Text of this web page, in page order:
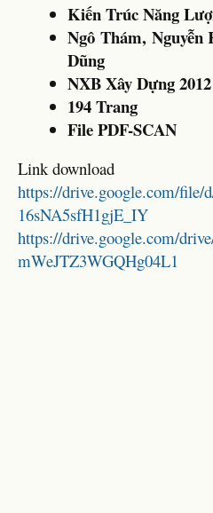
Kiến Trúc Năng
Ngô Thám, Nguyễn
Dũng
NXB Xây Dựng 2012
194 Trang
File PDF-SCAN
Link download
https://drive.google.com/file/
16sNA5sfH1gjE_IY
https://drive.google.com/
mWeJTZ3WGQHg04L1